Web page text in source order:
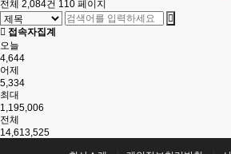
전체 2,084건 110 페이지
접속자집계
오늘
4,644
어제
5,334
최대
1,195,006
전체
14,613,525